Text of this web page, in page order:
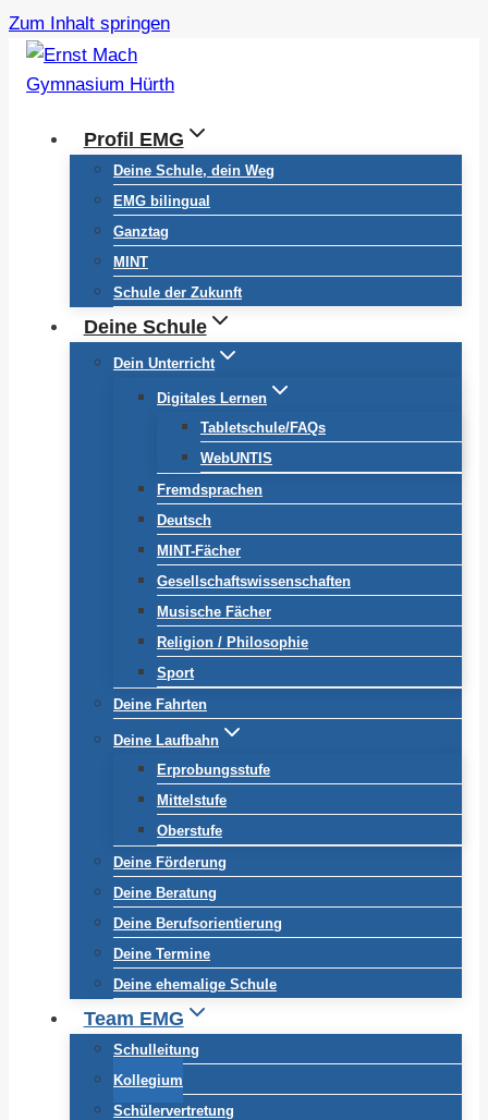
Zum Inhalt springen
Profil EMG
Deine Schule, dein Weg
EMG bilingual
Ganztag
MINT
Schule der Zukunft
Deine Schule
Dein Unterricht
Digitales Lernen
Tabletschule/FAQs
WebUNTIS
Fremdsprachen
Deutsch
MINT-Fächer
Gesellschaftswissenschaften
Musische Fächer
Religion / Philosophie
Sport
Deine Fahrten
Deine Laufbahn
Erprobungsstufe
Mittelstufe
Oberstufe
Deine Förderung
Deine Beratung
Deine Berufsorientierung
Deine Termine
Deine ehemalige Schule
Team EMG
Schulleitung
Kollegium
Schülervertretung